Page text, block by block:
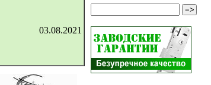
03.08.2021